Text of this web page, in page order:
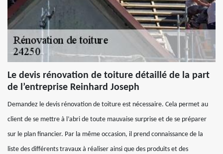
Le devis rénovation de toiture détaillé de la part
de l’entreprise Reinhard Joseph
Demandez le devis rénovation de toiture est nécessaire. Cela permet au
client de se mettre à l’abri de toute mauvaise surprise et de se préparer
sur le plan financier. Par la même occasion, il prend connaissance de la
liste des différents travaux à réaliser ainsi que des produits et des